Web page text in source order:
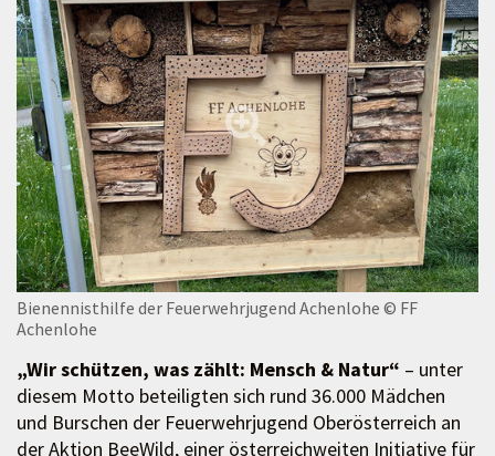
Bienennisthilfe der Feuerwehrjugend Achenlohe © FF
Achenlohe
„Wir schützen, was zählt: Mensch & Natur“ – unter
diesem Motto beteiligten sich rund 36.000 Mädchen
und Burschen der Feuerwehrjugend Oberösterreich an
der Aktion BeeWild, einer österreichweiten Initiative für